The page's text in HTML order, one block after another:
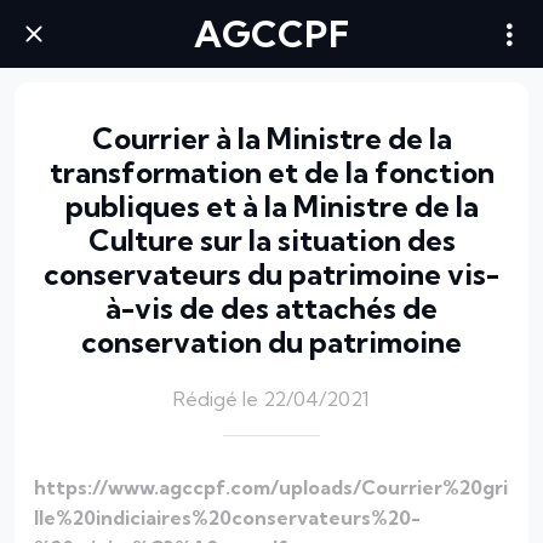
AGCCPF
Courrier à la Ministre de la
transformation et de la fonction
publiques et à la Ministre de la
Culture sur la situation des
conservateurs du patrimoine vis-
à-vis de des attachés de
conservation du patrimoine
Rédigé le 22/04/2021
https://www.agccpf.com/uploads/Courrier%20gri
lle%20indiciaires%20conservateurs%20-